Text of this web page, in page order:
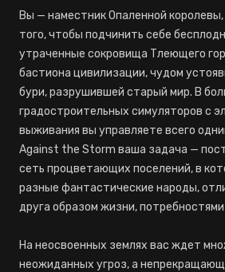
Вы — наместник Опаленной
того, чтобы подчинить себе
утраченные сокровища Тлеющего
бастиона цивилизации, чудом
бури, разрушившей старый мир. В
градостроительных симуляторов с
выживания вы управляете всего
Against the Storm ваша задача —
сеть процветающих поселений, в
разные фантастические народы,
друга образом жизни,
На неосвоенных землях вас ждет
неожиданных угроз, а